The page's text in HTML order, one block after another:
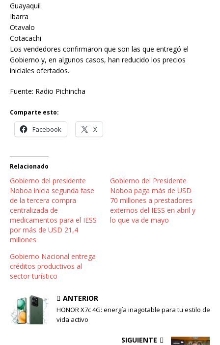
Guayaquil
Ibarra
Otavalo
Cotacachi
Los vendedores confirmaron que son las que entregó el
Gobierno y, en algunos casos, han reducido los precios
iniciales ofertados.
Fuente: Radio Pichincha
Comparte esto:
Facebook X
Relacionado
Gobierno del presidente
Noboa inicia segunda fase
de la tercera compra
centralizada de
medicamentos para el IESS
por más de USD 21,4
millones
Gobierno del Presidente
Noboa paga más de USD
70 millones a prestadores
externos del IESS en abril y
lo que va de mayo
Gobierno Nacional entrega
créditos productivos al
sector turístico
ANTERIOR
HONOR X7c 4G: energía inagotable para tu estilo de
vida activo
SIGUIENTE